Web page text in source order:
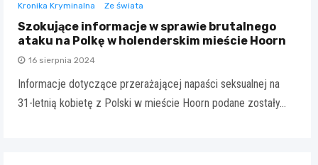
Kronika Kryminalna Ze świata
Szokujące informacje w sprawie brutalnego
ataku na Polkę w holenderskim mieście Hoorn
16 sierpnia 2024
Informacje dotyczące przerażającej napaści seksualnej na
31-letnią kobietę z Polski w mieście Hoorn podane zostały…